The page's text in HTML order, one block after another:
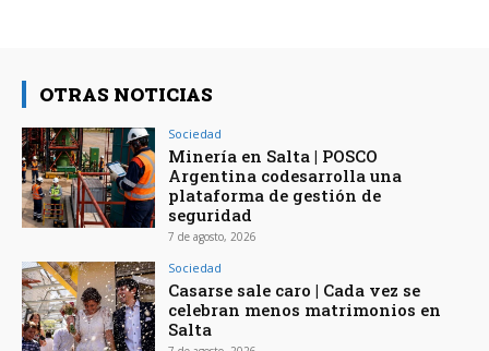
OTRAS NOTICIAS
Sociedad
Minería en Salta | POSCO
Argentina codesarrolla una
plataforma de gestión de
seguridad
7 de agosto, 2026
Sociedad
Casarse sale caro | Cada vez se
celebran menos matrimonios en
Salta